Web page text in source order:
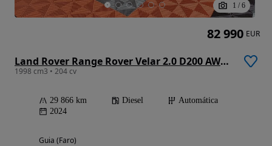
1 / 6
Land Rover Range Rover Velar 2.0 D200 AWD Dynamic SE
1998 cm3 • 204 cv
29 866 km Diesel
Automática
2024
Guia (Faro)
82 990 EUR